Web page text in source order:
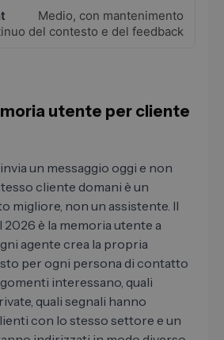
Medio, con mantenimento
del contesto e del feedback
utente per cliente
un messaggio oggi e non
cliente domani è un
migliore, non un assistente. Il
è la memoria utente a
agente crea la propria
per ogni persona di contatto
interessano, quali
quali segnali hanno
con lo stesso settore e un